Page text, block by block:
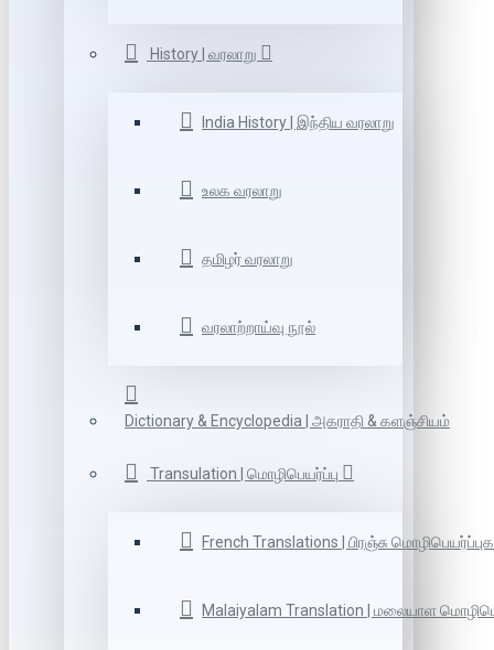
History | வரலாறு
India History | இந்திய வரலாறு
உலக வரலாறு
தமிழர் வரலாறு
வரலாற்றாய்வு நூல்
Dictionary & Encyclopedia | அகராதி & களஞ்சியம்
Transulation | மொழிபெயர்ப்பு
French Translations | பிரஞ்சு
Malaiyalam Translation | மலையாள